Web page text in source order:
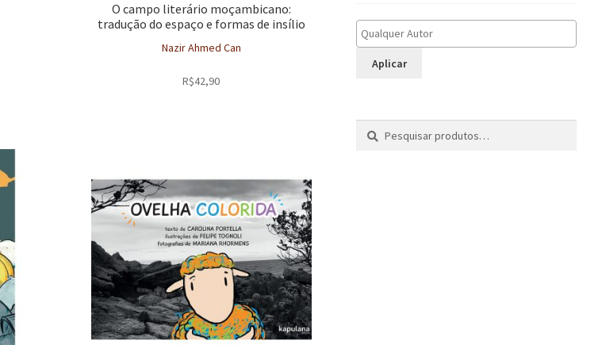
O campo literário moçambicano:
tradução do espaço e formas de insílio
Nazir Ahmed Can
R$42,90
Aplicar
Pesquisar